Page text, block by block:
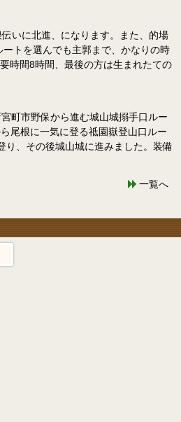
いに北進、になります。また、的場
トを選んでも主郭まで、かなりの時
間8時間、最後の方は生まれたての
町市野保から進む城山城搦手口ルー
尾根に一気に登る祗園嶽登山口ルー
り、その後城山城に進みました。装備
一覧へ